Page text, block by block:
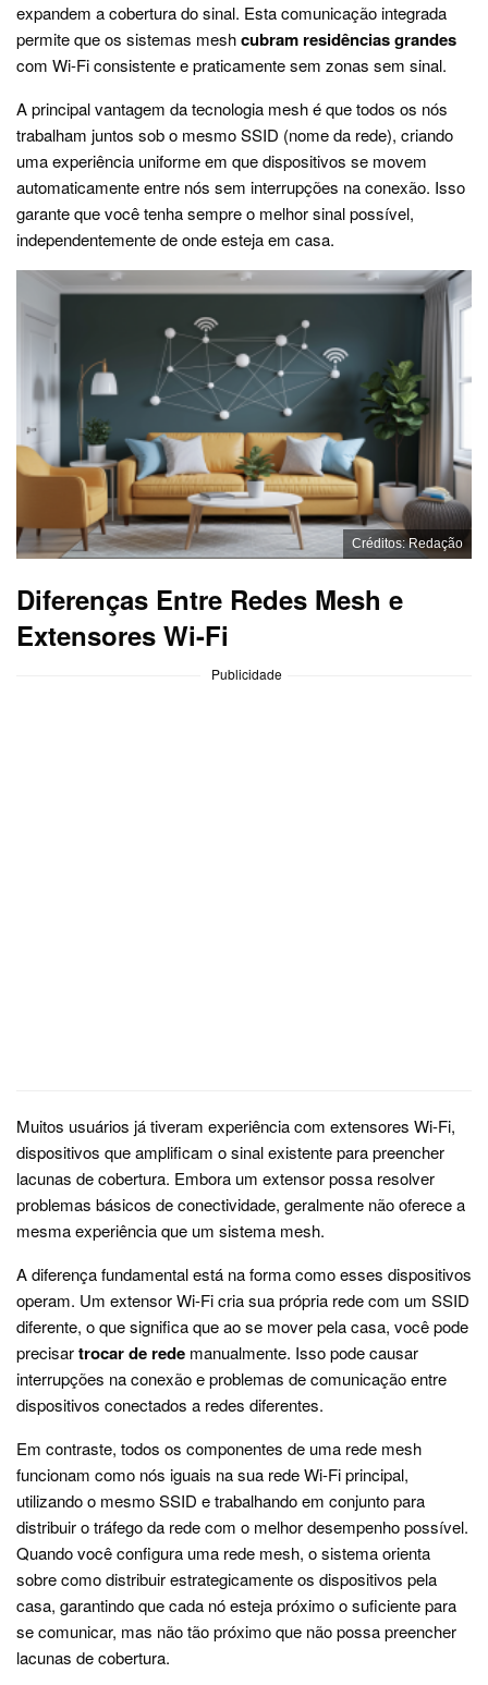
expandem a cobertura do sinal. Esta comunicação integrada
permite que os sistemas meshcubram residências grandes
com Wi-Fi consistente e praticamente sem zonas sem sinal.
A principal vantagem da tecnologia mesh é que todos os nós
trabalham juntos sob o mesmo SSID (nome da rede), criando
uma experiência uniforme em que dispositivos se movem
automaticamente entre nós sem interrupções na conexão. Isso
garante que você tenha sempre o melhor sinal possível,
independentemente de onde esteja em casa.
Créditos: Redação
Diferenças Entre Redes Mesh e
Extensores Wi-Fi
Publicidade
Muitos usuários já tiveram experiência com extensores Wi-Fi,
dispositivos que amplificam o sinal existente para preencher
lacunas de cobertura. Embora um extensor possa resolver
problemas básicos de conectividade, geralmente não oferece a
mesma experiência que um sistema mesh.
A diferença fundamental está na forma como esses dispositivos
operam. Um extensor Wi-Fi cria sua própria rede com um SSID
diferente, o que significa que ao se mover pela casa, você pode
precisartrocar de rede manualmente. Isso pode causar
interrupções na conexão e problemas de comunicação entre
dispositivos conectados a redes diferentes.
Em contraste, todos os componentes de uma rede mesh
funcionam como nós iguais na sua rede Wi-Fi principal,
utilizando o mesmo SSID e trabalhando em conjunto para
distribuir o tráfego da rede com o melhor desempenho possível.
Quando você configura uma rede mesh, o sistema orienta
sobre como distribuir estrategicamente os dispositivos pela
casa, garantindo que cada nó esteja próximo o suficiente para
se comunicar, mas não tão próximo que não possa preencher
lacunas de cobertura.